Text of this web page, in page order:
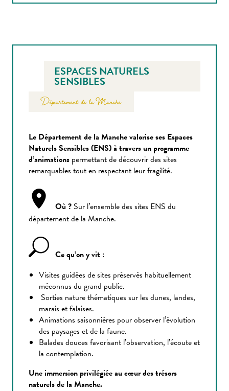
ESPACES NATURELS
SENSIBLES
Département de la Manche
Le Département de la Manche valorise ses Espaces
Naturels Sensibles (ENS) à travers un programme
d’animations permettant de découvrir des sites
remarquables tout en respectant leur fragilité.
Où ? Sur l’ensemble des sites ENS du
département de la Manche.
Ce qu’on y vit :
Visites guidées de sites préservés habituellement
méconnus du grand public.
Sorties nature thématiques sur les dunes, landes,
marais et falaises.
Animations saisonnières pour observer l’évolution
des paysages et de la faune.
Balades douces favorisant l’observation, l’écoute et
la contemplation.
Une immersion privilégiée au cœur des trésors
naturels de la Manche.